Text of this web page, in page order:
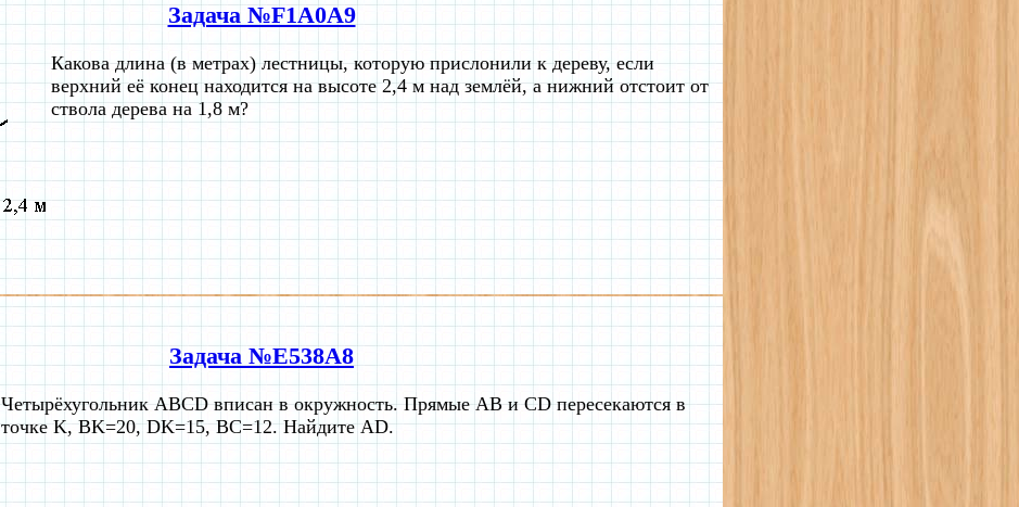
Задача №F1A0A9
Какова длина (в метрах) лестницы, которую прислонили к дереву, если
верхний её конец находится на высоте 2,4 м над землёй, а нижний отстоит от
ствола дерева на 1,8 м?
Задача №E538A8
Четырёхугольник ABCD вписан в окружность. Прямые AB и CD пересекаются в
точке K, BK=20, DK=15, BC=12. Найдите AD.